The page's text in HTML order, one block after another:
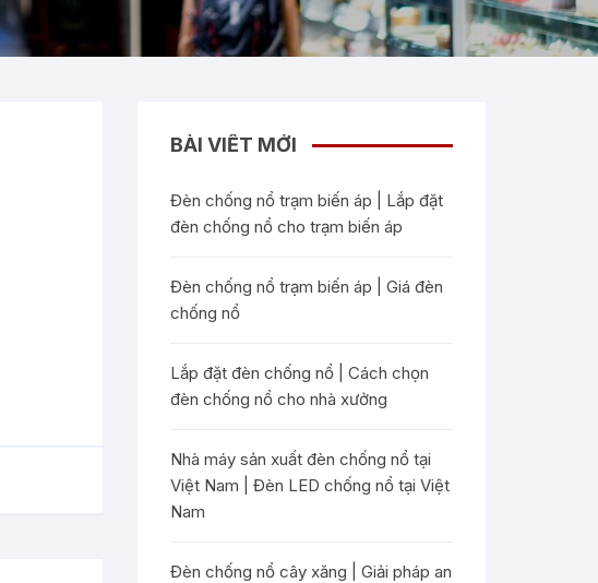
BÀI VIẾT MỚI
Đèn chống nổ trạm biến áp | Lắp đặt
đèn chống nổ cho trạm biến áp
Đèn chống nổ trạm biến áp | Giá đèn
chống nổ
Lắp đặt đèn chống nổ | Cách chọn
đèn chống nổ cho nhà xưởng
Nhà máy sản xuất đèn chống nổ tại
Việt Nam | Đèn LED chống nổ tại Việt
Nam
Đèn chống nổ cây xăng | Giải pháp an